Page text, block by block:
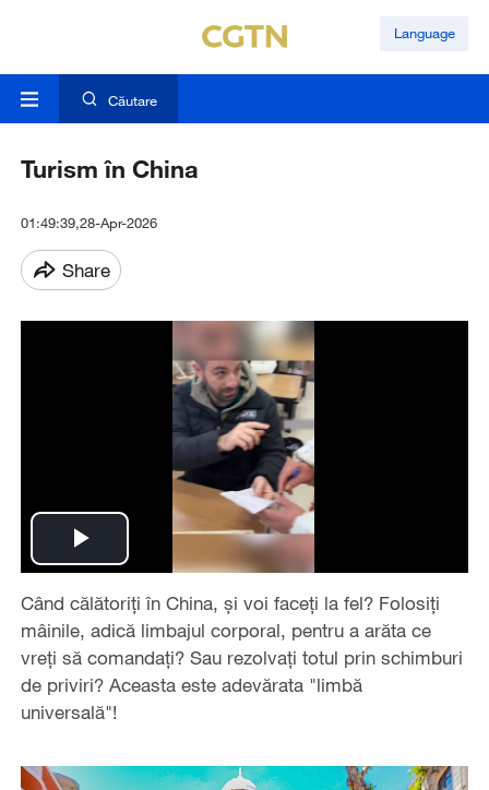
Language
Căutare
Turism în China
01:49:39,28-Apr-2026
Share
Play
Video
Când călătoriți în China, și voi faceți la fel? Folosiți
mâinile, adică limbajul corporal, pentru a arăta ce
vreți să comandați? Sau rezolvați totul prin schimburi
de priviri? Aceasta este adevărata "limbă
universală"!